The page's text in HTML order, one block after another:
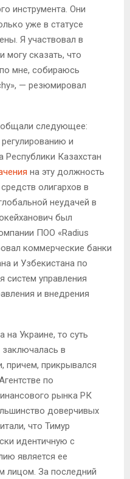
инструмента. Они
уже в статусе
Я участвовал в
могу сказать, что
мне, собираюсь
— резюмировал
следующее:
и
Казахстан
на эту должность
олигархов в
неудачей в
был
ПОО «Radius
коммерческие банки
и Узбекистана по
систем управления
и внедрения
на Украине, то суть
в
причем, прикрывался
по
рынка РК
доверчивых
что Тимур
идентичную с
является ее
лицом. За последний